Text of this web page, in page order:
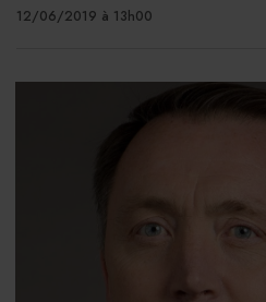
12/06/2019 à 13h00